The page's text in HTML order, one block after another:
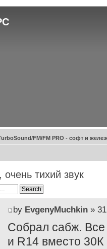
FM/FM PRO - софт и
тихий звук
by EvgenyMuchkin» 31
Собрал сабж.
и R14 вместо 30К